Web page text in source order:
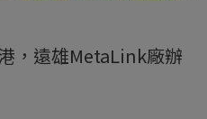
，遠雄MetaLink廠辦